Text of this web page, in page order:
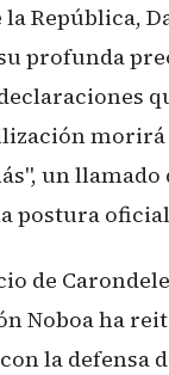
República,
profunda
morirá
un llamado
postura
de
Noboa ha
la defensa